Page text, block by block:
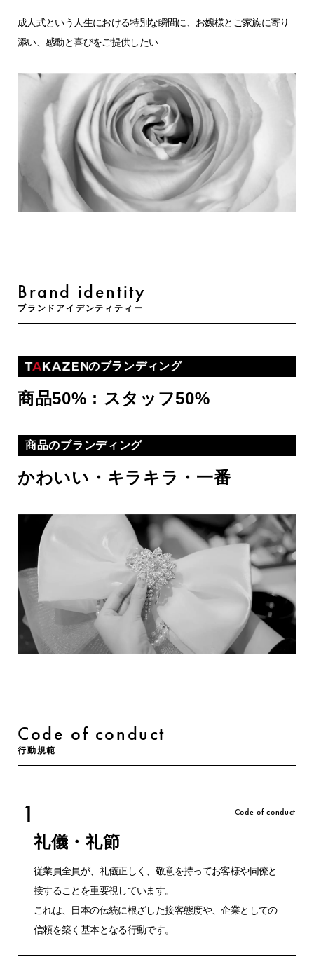
成人式という人生における特別な瞬間に、お嬢様とご家族に寄り
添い、感動と喜びをご提供したい
Brand identity
ブランドアイデンティティー
のブランディング
商品50% : スタッフ50%
商品のブランディング
かわいい・キラキラ・一番
Code of conduct
行動規範
Code of conduct
1
礼儀・礼節
従業員全員が、礼儀正しく、敬意を持ってお客様や同僚と
接することを重要視しています。
これは、日本の伝統に根ざした接客態度や、企業としての
信頼を築く基本となる行動です。